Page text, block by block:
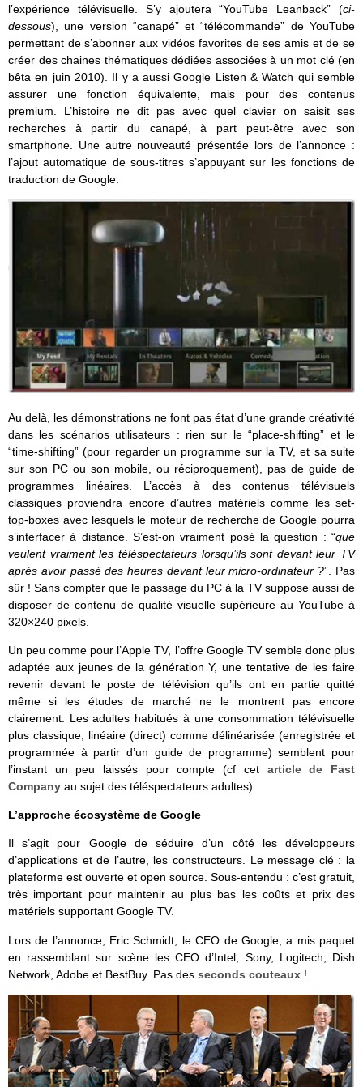
l’expérience télévisuelle. S’y ajoutera “YouTube Leanback” (ci-
dessous), une version “canapé” et “télécommande” de YouTube
permettant de s’abonner aux vidéos favorites de ses amis et de se
créer des chaines thématiques dédiées associées à un mot clé (en
bêta en juin 2010). Il y a aussi Google Listen & Watch qui semble
assurer une fonction équivalente, mais pour des contenus
premium. L’histoire ne dit pas avec quel clavier on saisit ses
recherches à partir du canapé, à part peut-être avec son
smartphone. Une autre nouveauté présentée lors de l’annonce :
l’ajout automatique de sous-titres s’appuyant sur les fonctions de
traduction de Google.
Au delà, les démonstrations ne font pas état d’une grande créativité
dans les scénarios utilisateurs : rien sur le “place-shifting” et le
“time-shifting” (pour regarder un programme sur la TV, et sa suite
sur son PC ou son mobile, ou réciproquement), pas de guide de
programmes linéaires. L’accès à des contenus télévisuels
classiques proviendra encore d’autres matériels comme les set-
top-boxes avec lesquels le moteur de recherche de Google pourra
s’interfacer à distance. S’est-on vraiment posé la question : “que
veulent vraiment les téléspectateurs lorsqu’ils sont devant leur TV
après avoir passé des heures devant leur micro-ordinateur ?”. Pas
sûr ! Sans compter que le passage du PC à la TV suppose aussi de
disposer de contenu de qualité visuelle supérieure au YouTube à
320×240 pixels.
Un peu comme pour l’Apple TV, l’offre Google TV semble donc plus
adaptée aux jeunes de la génération Y, une tentative de les faire
revenir devant le poste de télévision qu’ils ont en partie quitté
même si les études de marché ne le montrent pas encore
clairement. Les adultes habitués à une consommation télévisuelle
plus classique, linéaire (direct) comme délinéarisée (enregistrée et
programmée à partir d’un guide de programme) semblent pour
l’instant un peu laissés pour compte (cf cet article de Fast
Company au sujet des téléspectateurs adultes).
L’approche écosystème de Google
Il s’agit pour Google de séduire d’un côté les développeurs
d’applications et de l’autre, les constructeurs. Le message clé : la
plateforme est ouverte et open source. Sous-entendu : c’est gratuit,
très important pour maintenir au plus bas les coûts et prix des
matériels supportant Google TV.
Lors de l’annonce, Eric Schmidt, le CEO de Google, a mis paquet
en rassemblant sur scène les CEO d’Intel, Sony, Logitech, Dish
Network, Adobe et BestBuy. Pas des seconds couteaux !